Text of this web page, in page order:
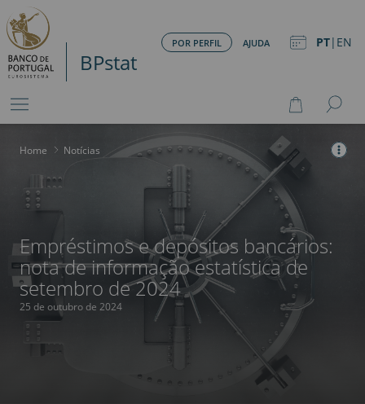
BPstat
PT| EN
POR PERFIL AJUDA
Home > Notícias
Empréstimos e depósitos bancários:
nota de informação estatística de
setembro de 2024
25 de outubro de 2024